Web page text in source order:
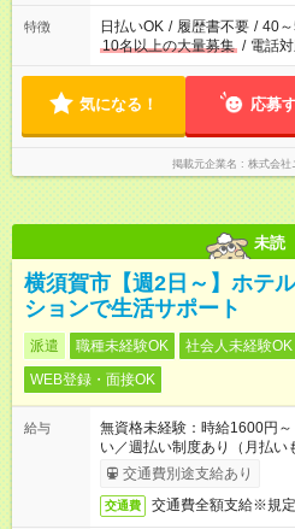
特徴 日払いOK / 履歴書不要 / 40
10名以上の大量募集 / 電話
気になる！ 応募
掲載元企業名 株式会社
未読
横須賀市【週2日～】ホテ
ションで生活サポート
派遣 職種未経験OK 社会人未経験OK
WEB登録・面接OK
給与
無資格未経験：時給1600
い／週払い制度あり（月払い
完了次第のお支払いとなりま
交通費別途支給あり
交通費 交通費全額支給※規